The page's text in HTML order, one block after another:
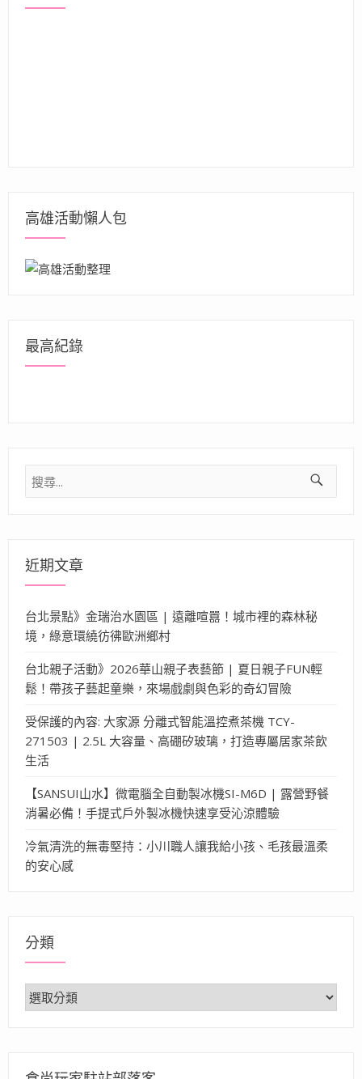
高雄活動懶人包
最高紀錄
搜
尋
近期文章
台北景點》金瑞治水園區 | 遠離喧囂！城市裡的森林秘
境，綠意環繞彷彿歐洲鄉村
台北親子活動》2026華山親子表藝節 | 夏日親子FUN輕
鬆！帶孩子藝起童樂，來場戲劇與色彩的奇幻冒險
受保護的內容: 大家源 分離式智能溫控煮茶機 TCY-
271503 | 2.5L 大容量、高硼矽玻璃，打造專屬居家茶飲
生活
【SANSUI山水】微電腦全自動製冰機SI-M6D | 露營野餐
消暑必備！手提式戶外製冰機快速享受沁涼體驗
冷氣清洗的無毒堅持：小川職人讓我給小孩、毛孩最溫柔
的安心感
分類
分
類